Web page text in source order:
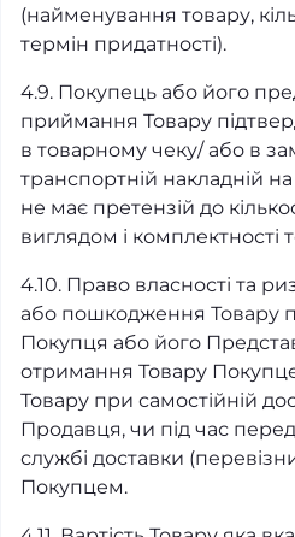
(найменування товару,
термін придатності).
4.9. Покупець або його
приймання Товару
в товарному чеку/ або в
транспортній накладній
не має претензій до
виглядом і комплектності
4.10. Право власності та
або пошкодження Товару
Покупця або його
отримання Товару
Товару при самостійній
Продавця, чи під час
службі доставки
Покупцем.